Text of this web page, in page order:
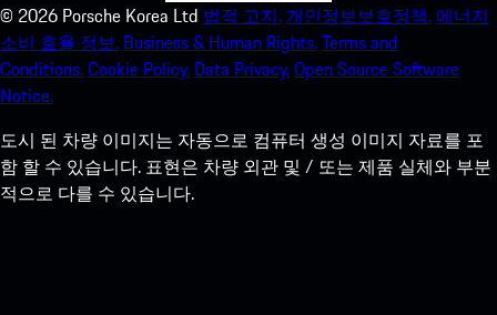
© 2026 Porsche Korea Ltd 법적 고지. 개인정보보호정책. 에너지
소비 효율 정보. Business & Human Rights.Terms and
Conditions.Cookie Policy. Data Privacy.Open Source Software
Notice.
도시 된 차량 이미지는 자동으로 컴퓨터 생성 이미지 자료를 포
함 할 수 있습니다. 표현은 차량 외관 및 / 또는 제품 실체와 부분
적으로 다를 수 있습니다.